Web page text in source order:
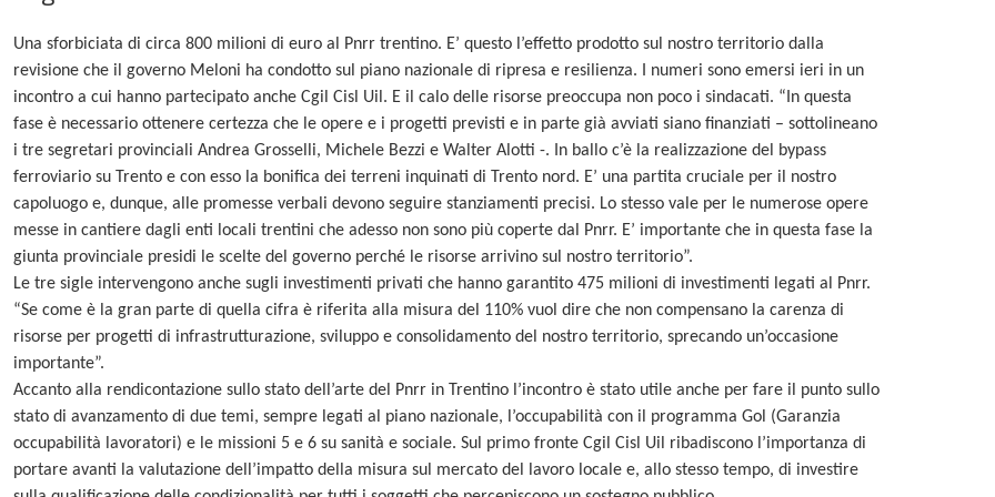
Una sforbiciata di circa 800 milioni di euro al Pnrr trentino. E’ questo l’effetto prodotto sul nostro territorio dalla
revisione che il governo Meloni ha condotto sul piano nazionale di ripresa e resilienza. I numeri sono emersi ieri in un
incontro a cui hanno partecipato anche Cgil Cisl Uil. E il calo delle risorse preoccupa non poco i sindacati. “In questa
fase è necessario ottenere certezza che le opere e i progetti previsti e in parte già avviati siano finanziati – sottolineano
i tre segretari provinciali Andrea Grosselli, Michele Bezzi e Walter Alotti -. In ballo c’è la realizzazione del bypass
ferroviario su Trento e con esso la bonifica dei terreni inquinati di Trento nord. E’ una partita cruciale per il nostro
capoluogo e, dunque, alle promesse verbali devono seguire stanziamenti precisi. Lo stesso vale per le numerose opere
messe in cantiere dagli enti locali trentini che adesso non sono più coperte dal Pnrr. E’ importante che in questa fase la
giunta provinciale presidi le scelte del governo perché le risorse arrivino sul nostro territorio”.
Le tre sigle intervengono anche sugli investimenti privati che hanno garantito 475 milioni di investimenti legati al Pnrr.
“Se come è la gran parte di quella cifra è riferita alla misura del 110% vuol dire che non compensano la carenza di
risorse per progetti di infrastrutturazione, sviluppo e consolidamento del nostro territorio, sprecando un’occasione
importante”.
Accanto alla rendicontazione sullo stato dell’arte del Pnrr in Trentino l’incontro è stato utile anche per fare il punto sullo
stato di avanzamento di due temi, sempre legati al piano nazionale, l’occupabilità con il programma Gol (Garanzia
occupabilità lavoratori) e le missioni 5 e 6 su sanità e sociale. Sul primo fronte Cgil Cisl Uil ribadiscono l’importanza di
portare avanti la valutazione dell’impatto della misura sul mercato del lavoro locale e, allo stesso tempo, di investire